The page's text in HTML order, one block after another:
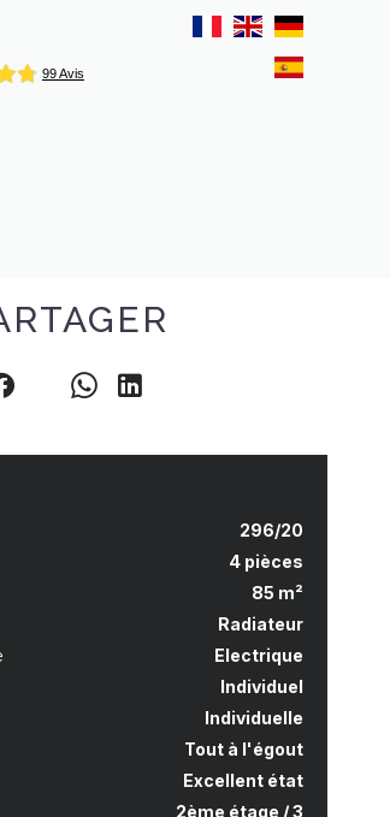
296/20
4 pièces
85 m²
Radiateur
Electrique
Individuel
Individuelle
Tout à l'égout
Excellent état
2ème étage / 3